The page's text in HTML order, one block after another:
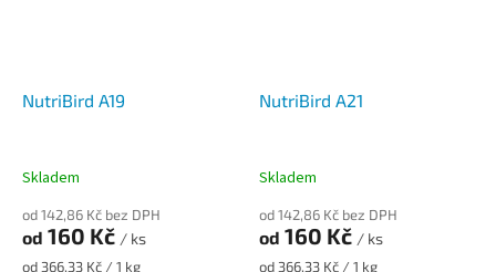
NutriBird A19
Skladem
od 142,86 Kč bez DPH
od 160 Kč / ks
Měrná
od 366,33 Kč / 1 kg
NutriBird A21
Skladem
od 142,86 Kč bez DPH
od 160 Kč / ks
Měrná
od 366,33 Kč / 1 kg